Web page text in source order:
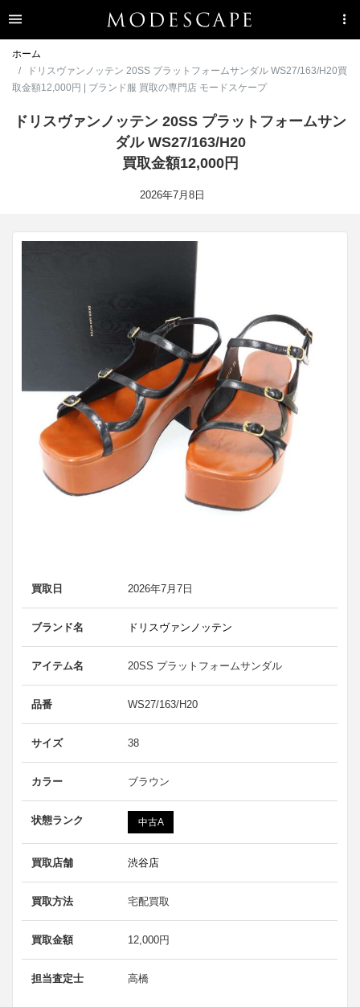
ホーム
ドリスヴァンノッテン 20SS プラットフォームサンダル WS27/163/H20買
取金額12,000円 | ブランド服 買取の専門店 モードスケープ
ドリスヴァンノッテン 20SS プラットフォームサン
ダル WS27/163/H20
買取金額12,000円
2026年7月8日
買取日 2026年7月7日
ブランド名 ドリスヴァンノッテン
アイテム名 20SS プラットフォームサンダル
品番 WS27/163/H20
サイズ 38
カラー ブラウン
状態ランク 中古A
買取店舗 渋谷店
買取方法 宅配買取
買取金額 12,000円
担当査定士 高橋